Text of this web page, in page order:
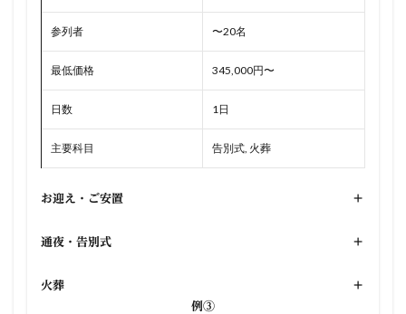
参列者 〜20名
最低価格 345,000円〜
日数 1日
主要科目 告別式, 火葬
お迎え・ご安置 +
通夜・告別式 +
火葬
+
例③